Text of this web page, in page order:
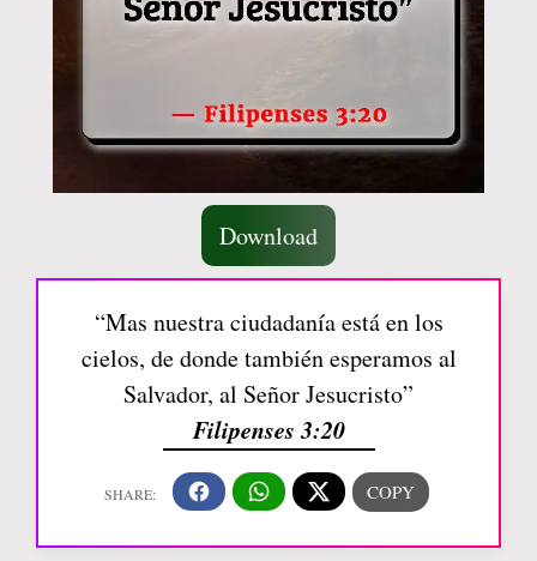
Download
“Mas nuestra ciudadanía está en los
cielos, de donde también esperamos al
Salvador, al Señor Jesucristo”
Filipenses 3:20